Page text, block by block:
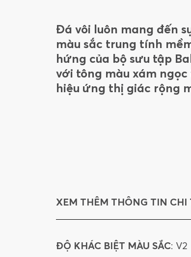
Đá vôi luôn mang đến
màu sắc trung tính
hứng của bộ sưu tập
với tông màu xám
hiệu ứng thị giác rộng
XEM THÊM THÔNG TIN CHI
ĐỘ KHÁC BIỆT MÀU SẮC: V2